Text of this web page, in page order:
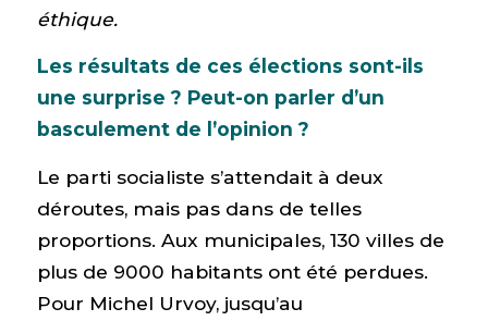
éthique.
Les résultats de ces élections sont-ils
une surprise ? Peut-on parler d’un
basculement de l’opinion ?
Le parti socialiste s’attendait à deux
déroutes, mais pas dans de telles
proportions. Aux municipales, 130 villes de
plus de 9000 habitants ont été perdues.
Pour Michel Urvoy, jusqu’au